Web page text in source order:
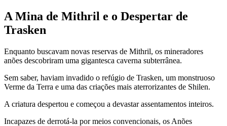
A Mina de Mithril e o Despertar de
Trasken
Enquanto buscavam novas reservas de Mithril, os mineradores
anões descobriram uma gigantesca caverna subterrânea.
Sem saber, haviam invadido o refúgio de Trasken, um monstruoso
Verme da Terra e uma das criações mais aterrorizantes de Shilen.
A criatura despertou e começou a devastar assentamentos inteiros.
Incapazes de derrotá-la por meios convencionais, os Anões